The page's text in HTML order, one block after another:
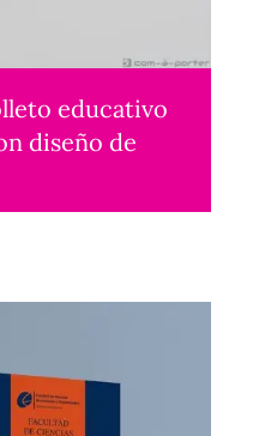
educativo
diseño de